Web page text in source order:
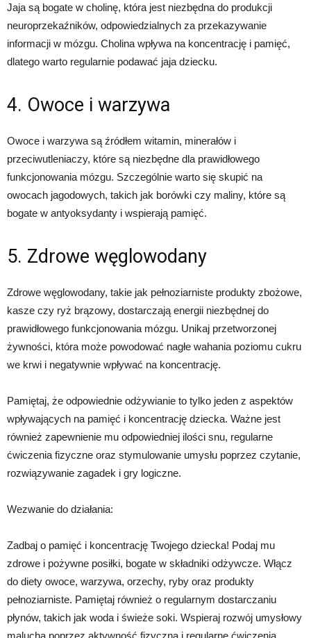
Jaja są bogate w cholinę, która jest niezbędna do produkcji
neuroprzekaźników, odpowiedzialnych za przekazywanie
informacji w mózgu. Cholina wpływa na koncentrację i pamięć,
dlatego warto regularnie podawać jaja dziecku.
4. Owoce i warzywa
Owoce i warzywa są źródłem witamin, minerałów i
przeciwutleniaczy, które są niezbędne dla prawidłowego
funkcjonowania mózgu. Szczególnie warto się skupić na
owocach jagodowych, takich jak borówki czy maliny, które są
bogate w antyoksydanty i wspierają pamięć.
5. Zdrowe węglowodany
Zdrowe węglowodany, takie jak pełnoziarniste produkty zbożowe,
kasze czy ryż brązowy, dostarczają energii niezbędnej do
prawidłowego funkcjonowania mózgu. Unikaj przetworzonej
żywności, która może powodować nagłe wahania poziomu cukru
we krwi i negatywnie wpływać na koncentrację.
Pamiętaj, że odpowiednie odżywianie to tylko jeden z aspektów
wpływających na pamięć i koncentrację dziecka. Ważne jest
również zapewnienie mu odpowiedniej ilości snu, regularne
ćwiczenia fizyczne oraz stymulowanie umysłu poprzez czytanie,
rozwiązywanie zagadek i gry logiczne.
Wezwanie do działania:
Zadbaj o pamięć i koncentrację Twojego dziecka! Podaj mu
zdrowe i pożywne posiłki, bogate w składniki odżywcze. Włącz
do diety owoce, warzywa, orzechy, ryby oraz produkty
pełnoziarniste. Pamiętaj również o regularnym dostarczaniu
płynów, takich jak woda i świeże soki. Wspieraj rozwój umysłowy
malucha poprzez aktywność fizyczną i regularne ćwiczenia